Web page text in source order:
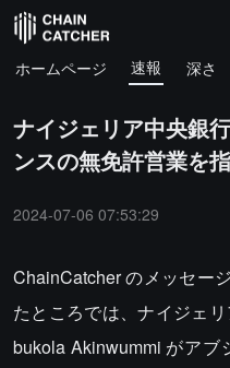
ホームページ 速報 深さ
ナイジェリア中央銀
ンスの無免許営業を指
2024-07-06 07:53:29
ChainCatcher のメッセー
たところでは、ナイジェ
bukola Akinwummi がア